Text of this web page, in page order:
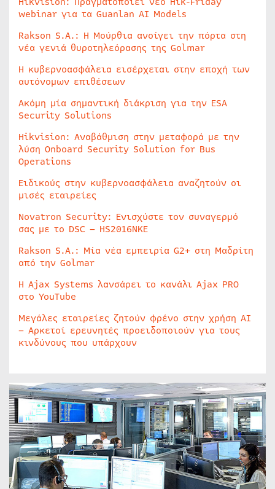
webinar για τα Guanlan AI Models
Rakson S.A.: Η Μούρθια ανοίγει την πόρτα στη
νέα γενιά θυροτηλεόρασης της Golmar
Η κυβερνοασφάλεια εισέρχεται στην εποχή των
αυτόνομων επιθέσεων
Ακόμη μία σημαντική διάκριση για την ESA
Security Solutions
Hikvision: Αναβάθμιση στην μεταφορά με την
λύση Onboard Security Solution for Bus
Operations
Ειδικούς στην κυβερνοασφάλεια αναζητούν οι
μισές εταιρείες
Novatron Security: Ενισχύστε τον συναγερμό
σας με το DSC – HS2016NKE
Rakson S.A.: Μία νέα εμπειρία G2+ στη Μαδρίτη
από την Golmar
Η Ajax Systems λανσάρει το κανάλι Ajax PRO
στο YouTube
Μεγάλες εταιρείες ζητούν φρένο στην χρήση AI
– Αρκετοί ερευνητές προειδοποιούν για τους
κινδύνους που υπάρχουν